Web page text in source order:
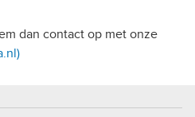
dan contact op met onze